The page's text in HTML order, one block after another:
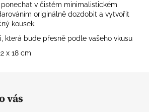
v čistém minimalistickém
originálně dozdobit a vytvořit
kousek.
která bude přesně podle vašeho vkusu
x 18 cm
vás